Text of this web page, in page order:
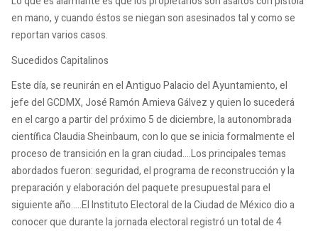
en mano, y cuando éstos se niegan son asesinados tal y como se
reportan varios casos.
Sucedidos Capitalinos
Este día, se reunirán en el Antiguo Palacio del Ayuntamiento, el
jefe del GCDMX, José Ramón Amieva Gálvez y quien lo sucederá
en el cargo a partir del próximo 5 de diciembre, la autonombrada
científica Claudia Sheinbaum, con lo que se inicia formalmente el
proceso de transición en la gran ciudad….Los principales temas
abordados fueron: seguridad, el programa de reconstrucción y la
preparación y elaboración del paquete presupuestal para el
siguiente año…..El Instituto Electoral de la Ciudad de México dio a
conocer que durante la jornada electoral registró un total de 4